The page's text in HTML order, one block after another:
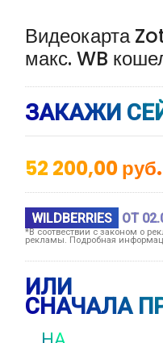
Видеокарта
макс. WB
ЗАКАЖИ
52 200,00руб.
WILDBERRIES ОТ
*В соотвествии с законом о
рекламы. Подробная
ИЛИ
СНАЧАЛА